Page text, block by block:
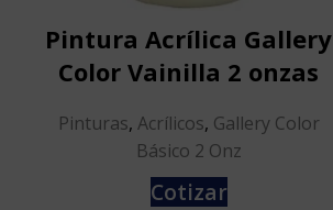
Pintura Acrílica Gallery
Color Vainilla 2 onzas
Pinturas, Acrílicos, Gallery Color
Básico 2 Onz
Cotizar